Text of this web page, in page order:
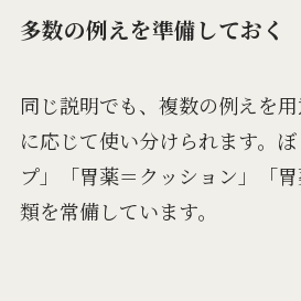
多数の例えを準備しておく
同じ説明でも、複数の例えを
に応じて使い分けられます。
プ」「胃薬＝クッション」「
類を常備しています。